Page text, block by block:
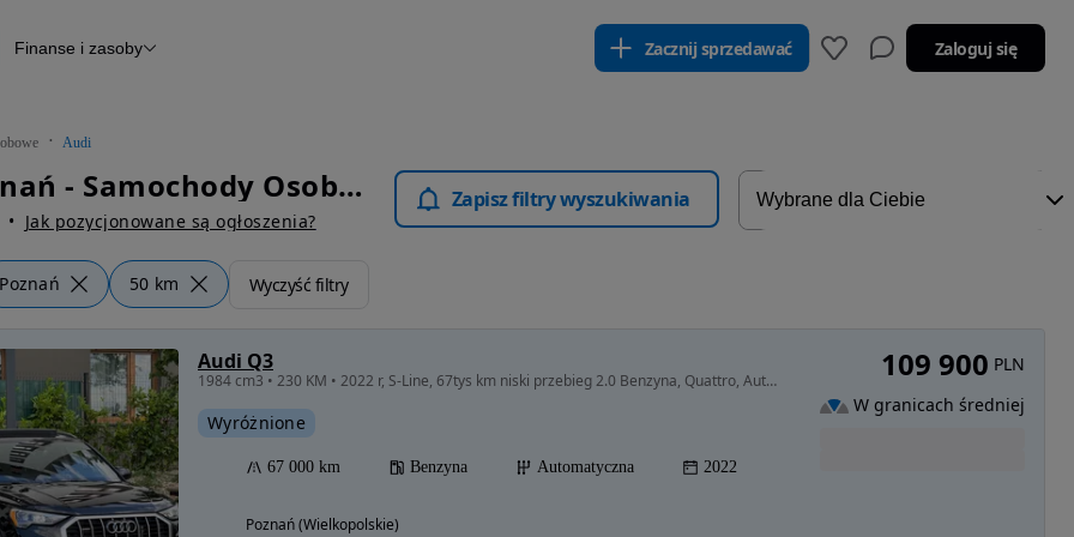
Raport z inspekcji
Otomoto News
Finanse i zasoby Zacznij sprzedawać Zaloguj się
Audi
Audi Poznań - Samochody Osobowe
Jak pozycjonowane są ogłoszenia?
Zapisz filtry wyszukiwania
Poznań 50 km Wyczyść filtry
Audi Q3
1984 cm3 • 230 KM • 2022 r, S-Line, 67tys km niski przebieg 2.0 Benzyna, Quattro, Automat
Wyróżnione
67 000 km Benzyna Automatyczna 2022
Poznań (Wielkopolskie)
109 900 PLN
W granicach średniej